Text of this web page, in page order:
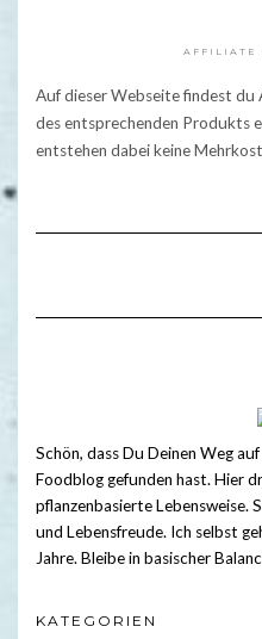
AFFILIATE
Auf dieser Webseite findest du
des entsprechenden Produkts
entstehen dabei keine
Schön, dass Du Deinen Weg
Foodblog gefunden hast. Hier
pflanzenbasierte Lebensweise.
und Lebensfreude. Ich selbst
Jahre. Bleibe in basischer
KATEGORIEN